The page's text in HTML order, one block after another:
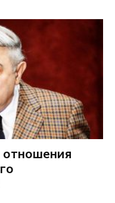
отношения